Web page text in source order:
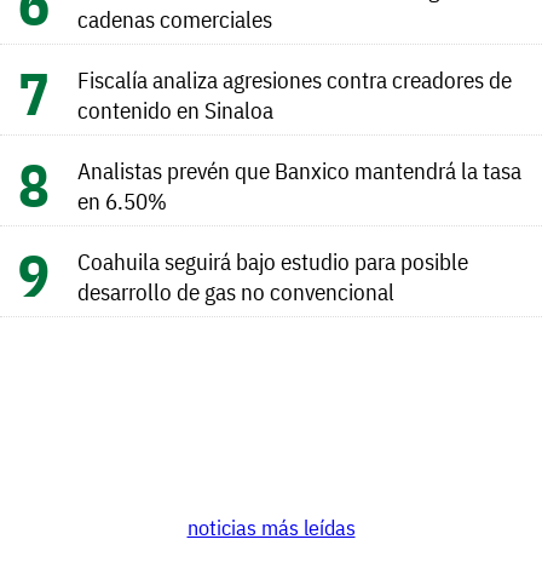
cadenas comerciales
Fiscalía analiza agresiones contra creadores de
contenido en Sinaloa
Analistas prevén que Banxico mantendrá la tasa
en 6.50%
Coahuila seguirá bajo estudio para posible
desarrollo de gas no convencional
noticias más leídas